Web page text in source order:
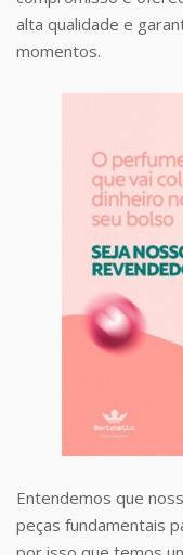
alta qualidade e
momentos.
Entendemos que
peças fundamentais